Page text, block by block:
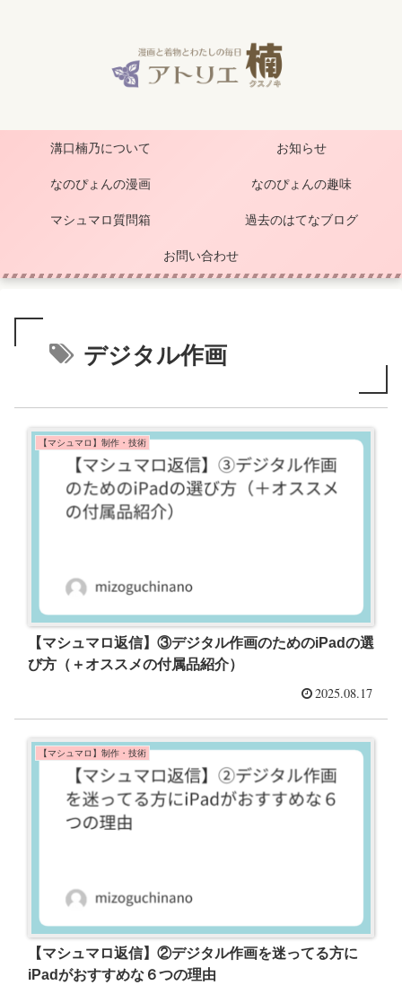
溝口楠乃について お知らせ
なのぴょんの漫画 なのぴょんの趣味
マシュマロ質問箱 過去のはてなブログ
お問い合わせ
デジタル作画
【マシュマロ】制作・技術
【マシュマロ返信】③デジタル作画のためのiPadの選
び方（＋オススメの付属品紹介）
2025.08.17
【マシュマロ】制作・技術
【マシュマロ返信】②デジタル作画を迷ってる方に
iPadがおすすめな６つの理由